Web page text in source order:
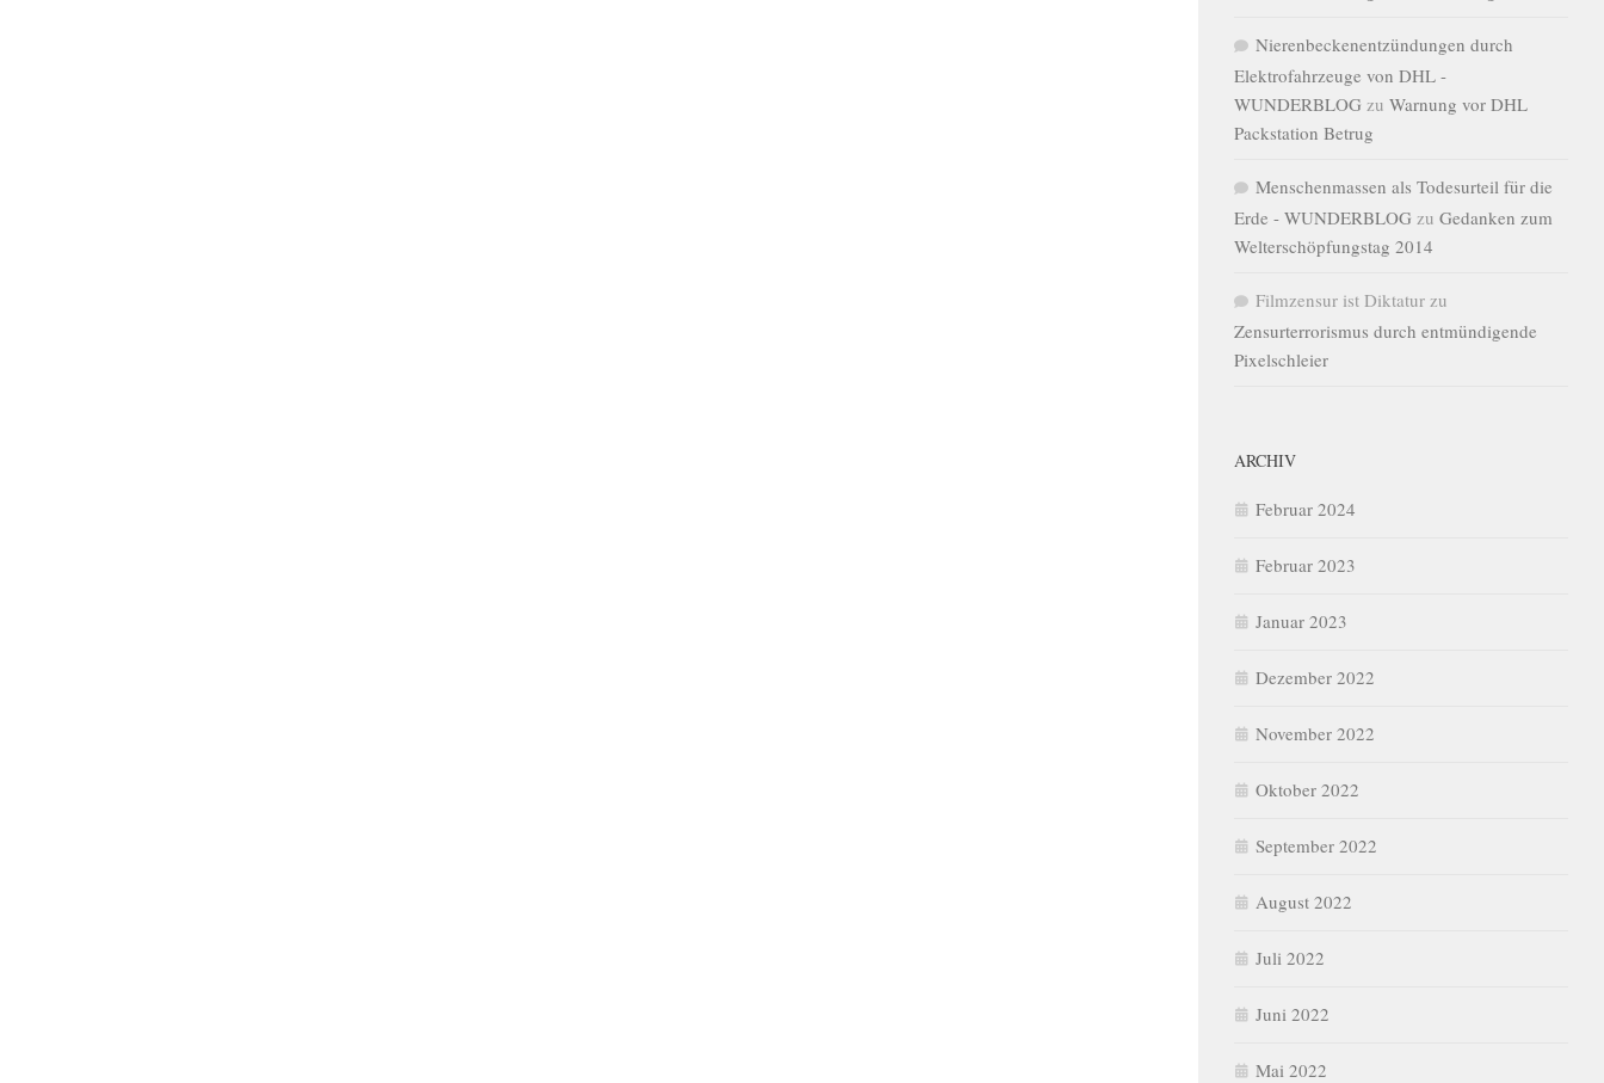
Nierenbeckenentzündungen durch
Elektrofahrzeuge von DHL -
WUNDERBLOG zu Warnung vor DHL
Packstation Betrug
Menschenmassen als Todesurteil für die
Erde - WUNDERBLOG zu Gedanken zum
Welterschöpfungstag 2014
Filmzensur ist Diktatur zu
Zensurterrorismus durch entmündigende
Pixelschleier
ARCHIV
Februar 2024
Februar 2023
Januar 2023
Dezember 2022
November 2022
Oktober 2022
September 2022
August 2022
Juli 2022
Juni 2022
Mai 2022